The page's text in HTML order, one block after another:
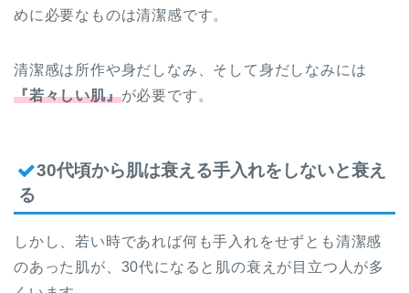
めに必要なものは清潔感です。
清潔感は所作や身だしなみ、そして身だしなみには
『若々しい肌』が必要です。
30代頃から肌は衰える手入れをしないと衰え
る
しかし、若い時であれば何も手入れをせずとも清潔感
のあった肌が、30代になると肌の衰えが目立つ人が多